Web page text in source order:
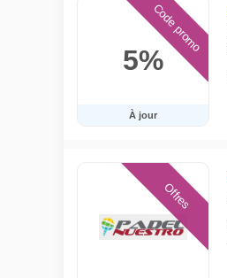
5%
À jour
Code promo
Offres